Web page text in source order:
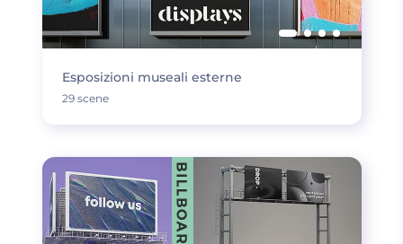
Esposizioni museali esterne
29 scene